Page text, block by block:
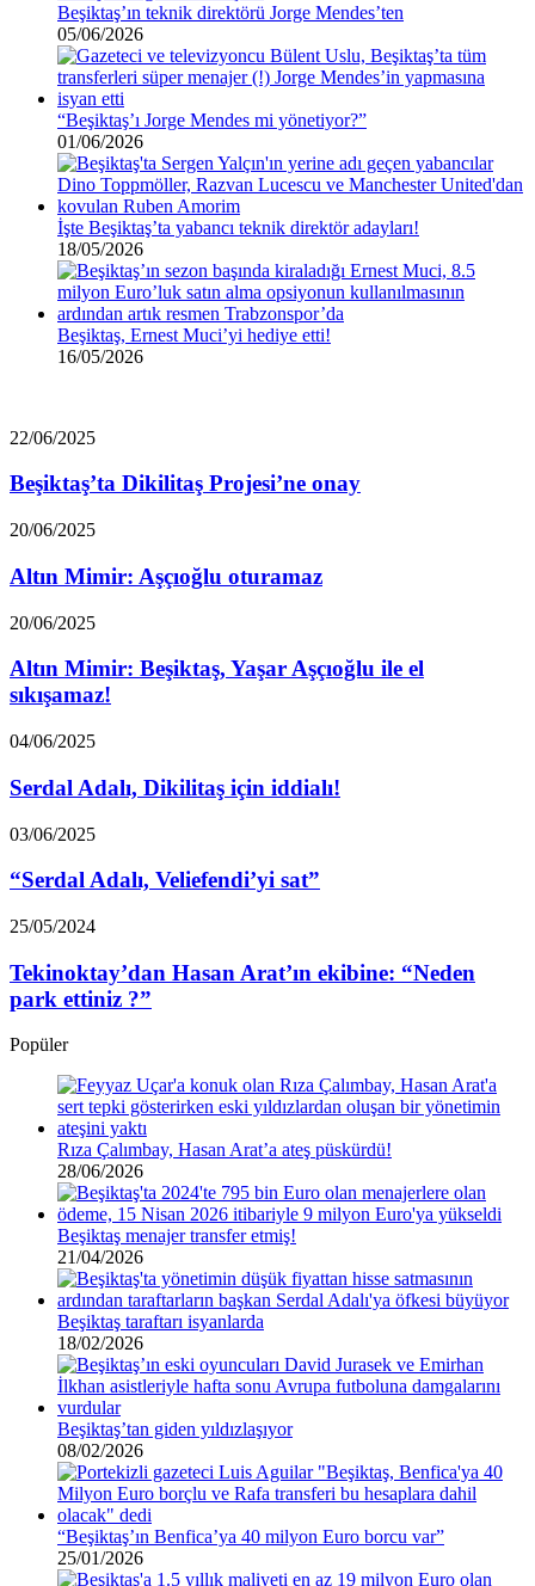
Beşiktaş’ın teknik direktörü Jorge Mendes’ten
05/06/2026
“Beşiktaş’ı Jorge Mendes mi yönetiyor?”
01/06/2026
İşte Beşiktaş’ta yabancı teknik direktör adayları!
18/05/2026
Beşiktaş, Ernest Muci’yi hediye etti!
16/05/2026
Beşiktaş’ta
Projesi’ne
onay
22/06/2025
Beşiktaş’ta Dikilitaş Projesi’ne onay
Altın
Aşçıoğlu
oturamaz
20/06/2025
Altın Mimir: Aşçıoğlu oturamaz
Altın
Beşiktaş,
Yaşar
Aşçıoğlu
el
20/06/2025
Altın Mimir: Beşiktaş, Yaşar Aşçıoğlu ile el
sıkışamaz!
Serdal
Dikilitaş
için
iddialı!
04/06/2025
Serdal Adalı, Dikilitaş için iddialı!
“Serdal
Veliefendi’yi
03/06/2025
“Serdal Adalı, Veliefendi’yi sat”
Tekinoktay’dan
Arat’ın
ekibine:
“Neden
ettiniz
25/05/2024
Tekinoktay’dan Hasan Arat’ın ekibine: “Neden
park ettiniz ?”
Popüler
Rıza Çalımbay, Hasan Arat’a ateş püskürdü!
28/06/2026
Beşiktaş menajer transfer etmiş!
21/04/2026
Beşiktaş taraftarı isyanlarda
18/02/2026
Beşiktaş’tan giden yıldızlaşıyor
08/02/2026
“Beşiktaş’ın Benfica’ya 40 milyon Euro borcu var”
25/01/2026